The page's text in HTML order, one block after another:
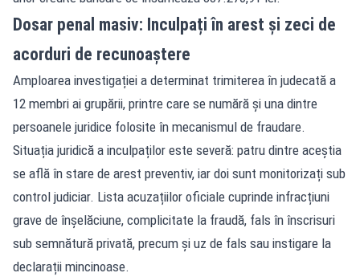
Dosar penal masiv: Inculpați în arest și zeci de
acorduri de recunoaștere
Amploarea investigației a determinat trimiterea în judecată a
12 membri ai grupării, printre care se numără și una dintre
persoanele juridice folosite în mecanismul de fraudare.
Situația juridică a inculpaților este severă: patru dintre aceștia
se află în stare de arest preventiv, iar doi sunt monitorizați sub
control judiciar. Lista acuzațiilor oficiale cuprinde infracțiuni
grave de înșelăciune, complicitate la fraudă, fals în înscrisuri
sub semnătură privată, precum și uz de fals sau instigare la
declarații mincinoase.